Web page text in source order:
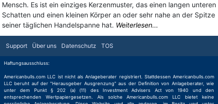
Mensch. Es ist ein einziges Kerzenmuster, das einen langen unteren
Schatten und einen kleinen Körper an oder sehr nahe an der Spitze
seiner täglichen Handelspanne hat. Weiterlesen...
Support Über uns Datenschutz TOS
Haftungsausschluss:
Americanbulls.com LLC ist nicht als Anlageberater registriert. Stattdessen Americanbulls.com
LLC beruht auf der "Herausgeber Ausgrenzung" aus der Definition von Anlageberater, wie
unter dem Punkt § 202 (a) (11) des Investment Advisers Act von 1940 und den
entsprechenden Wertpapiergesetzen. Als solche Americanbulls.com LLC bietet keine